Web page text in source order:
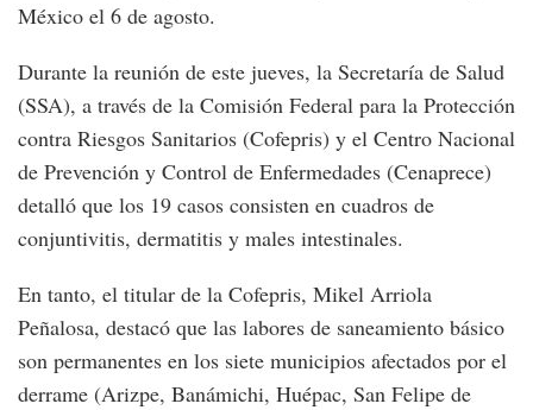
México el 6 de agosto.
Durante la reunión de este jueves, la Secretaría de Salud
(SSA), a través de la Comisión Federal para la Protección
contra Riesgos Sanitarios (Cofepris) y el Centro Nacional
de Prevención y Control de Enfermedades (Cenaprece)
detalló que los 19 casos consisten en cuadros de
conjuntivitis, dermatitis y males intestinales.
En tanto, el titular de la Cofepris, Mikel Arriola
Peñalosa, destacó que las labores de saneamiento básico
son permanentes en los siete municipios afectados por el
derrame (Arizpe, Banámichi, Huépac, San Felipe de